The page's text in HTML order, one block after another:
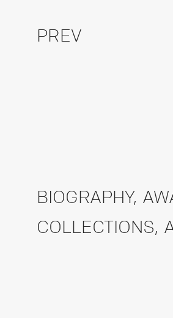
PREV
BIOGRAPHY,
COLLECTIONS,